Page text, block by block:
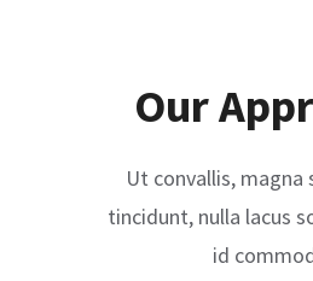
Our
Ut convallis, magna
tincidunt, nulla lacus
id